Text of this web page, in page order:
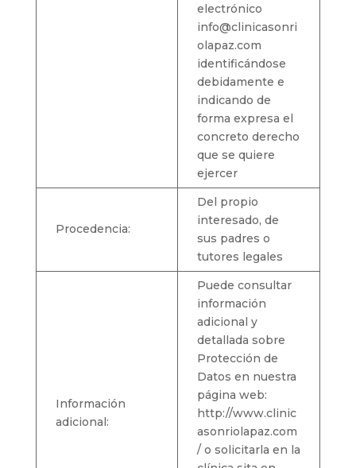
electrónico
info@clinicasonri
olapaz.com
identificándose
debidamente e
indicando de
forma expresa el
concreto derecho
que se quiere
ejercer
Procedencia:
Del propio
interesado, de
sus padres o
tutores legales
Información
adicional:
Puede consultar
información
adicional y
detallada sobre
Protección de
Datos en nuestra
página web:
http://www.clinic
asonriolapaz.com
/ o solicitarla en la